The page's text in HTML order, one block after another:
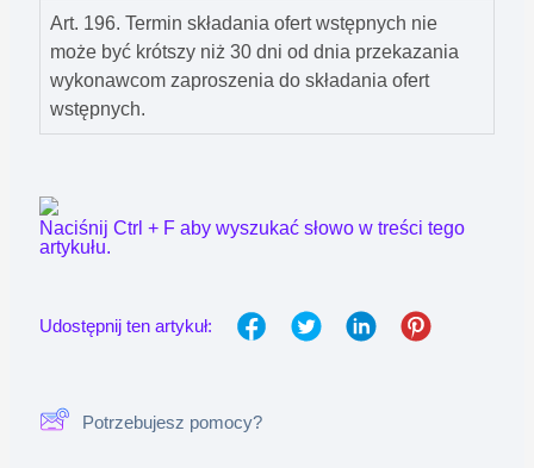
Art. 196. Termin składania ofert wstępnych nie
może być krótszy niż 30 dni od dnia przekazania
wykonawcom zaproszenia do składania ofert
wstępnych.
Naciśnij Ctrl + F aby wyszukać słowo w treści tego
artykułu.
Udostępnij ten artykuł:
Potrzebujesz pomocy?